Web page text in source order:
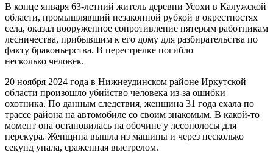
В конце января 63-летний житель деревни Усохи в Калужской
области, промышлявший незаконной рубкой в окрестностях
села, оказал вооруженное сопротивление пятерым работникам
лесничества, прибывшим к его дому для разбирательства по
факту браконьерства. В перестрелке погибло
несколько человек.
20 ноября 2024 года в Нижнеудинском районе Иркутской
области произошло убийство человека из-за ошибки
охотника. По данным следствия, женщина 31 года ехала по
трассе района на автомобиле со своим знакомым. В какой-то
момент она остановилась на обочине у лесополосы для
перекура. Женщина вышла из машины и через несколько
секунд упала, сраженная выстрелом.